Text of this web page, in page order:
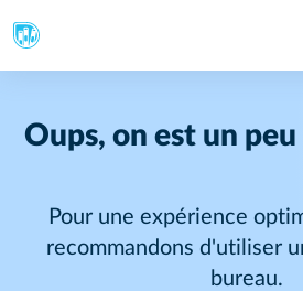
Oups, on est un
Pour une expérience
recommandons d'utiliser
bureau.